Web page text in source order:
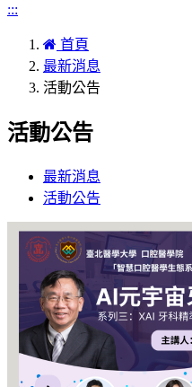
:::
首頁
最新消息
活動公告
活動公告
最新消息
活動公告